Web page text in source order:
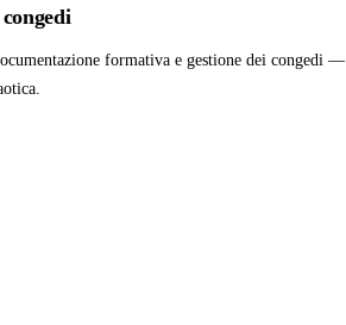
formativa e gestione dei congedi —